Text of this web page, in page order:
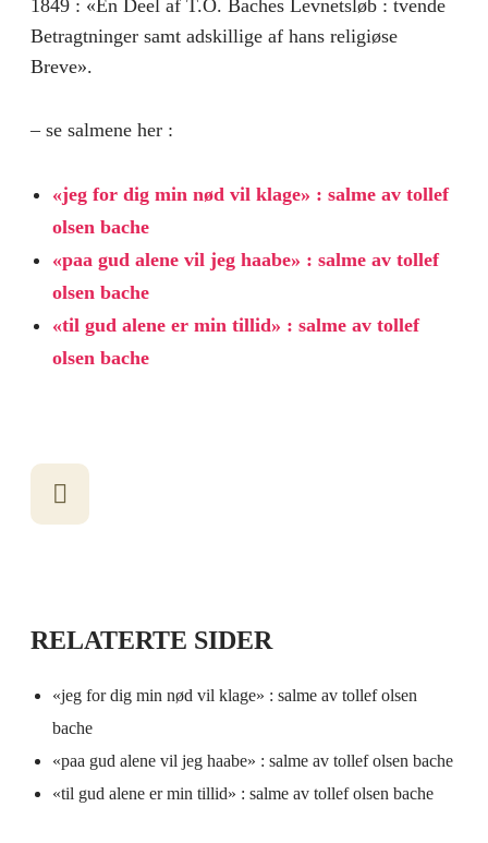
1849 : «En Deel af T.O. Baches Levnetsløb : tvende
Betragtninger samt adskillige af hans religiøse
Breve».
– se salmene her :
«jeg for dig min nød vil klage» : salme av tollef
olsen bache
«paa gud alene vil jeg haabe» : salme av tollef
olsen bache
«til gud alene er min tillid» : salme av tollef
olsen bache
RELATERTE SIDER
«jeg for dig min nød vil klage» : salme av tollef olsen
bache
«paa gud alene vil jeg haabe» : salme av tollef olsen bache
«til gud alene er min tillid» : salme av tollef olsen bache